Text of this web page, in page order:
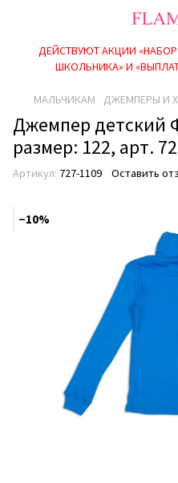
ДЕЙСТВУЮТ АКЦИИ
ШКОЛЬНИКА» И
МАЛЬЧИКАМ ДЖЕМПЕРЫ И
Джемпер детский
размер: 122, арт.
Артикул: 727-1109 Оставить
−10%